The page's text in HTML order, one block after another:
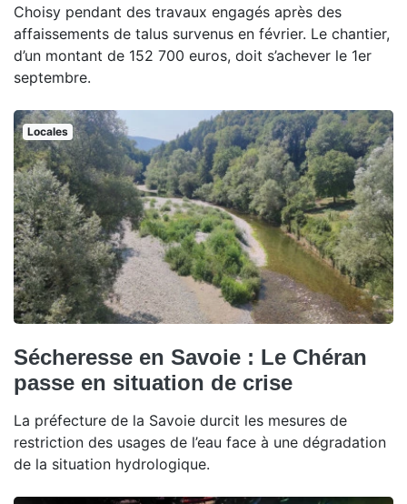
Choisy pendant des travaux engagés après des
affaissements de talus survenus en février. Le chantier,
d’un montant de 152 700 euros, doit s’achever le 1er
septembre.
Locales
Sécheresse en Savoie : Le Chéran
passe en situation de crise
La préfecture de la Savoie durcit les mesures de
restriction des usages de l’eau face à une dégradation
de la situation hydrologique.